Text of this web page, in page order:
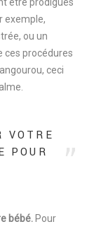
exemple,
ou un
ces procédures
ceci
VOTRE
POUR
bébé. Pour